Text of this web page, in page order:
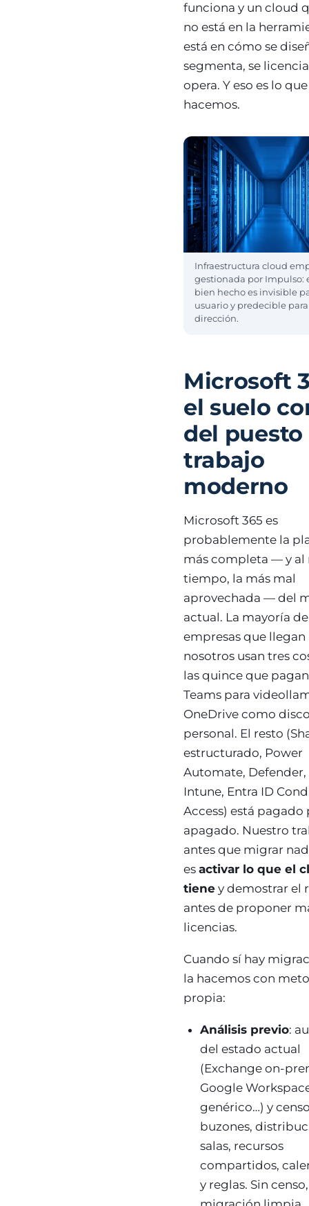
funciona y un cloud
no está en la
está en cómo se
segmenta, se licencia
opera. Y eso es lo que
hacemos.
Infraestructura cloud
gestionada por Impulso:
bien hecho es invisible
usuario y predecible
dirección.
Microsoft
el suelo
del puesto
trabajo
moderno
Microsoft 365 es
probablemente la
más completa — y al
tiempo, la más mal
aprovechada — del
actual. La mayoría de
empresas que llegan
nosotros usan tres
las quince que
Teams para
OneDrive como
personal. El resto
estructurado, Power
Automate, Defender,
Intune, Entra ID
Access) está pagado
apagado. Nuestro
antes que migrar
esactivar lo que el
tiene y demostrar el
antes de proponer
licencias.
Cuando sí hay
la hacemos con
propia:
Análisis previo:
del estado actual
(Exchange on-
Google
genérico…) y
buzones,
salas, recursos
compartidos,
y reglas. Sin